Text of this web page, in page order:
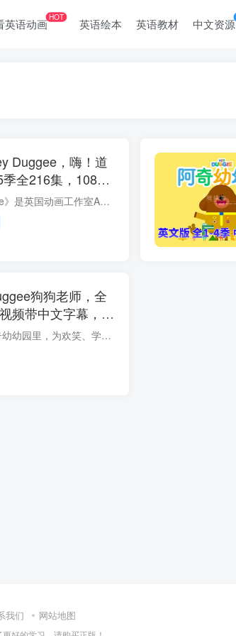
英语动画HOT 英语绘本 英语教材 中文资源
Duggee，嗨！道
全216集，1080P
百度网盘下载！《嗨!狗狗老师 Hey Duggee》是英国动画工作室AKA的学龄前儿童电视动画。情节丰富，语言简洁地道，涵盖了大量儿童学习和生活必备的英文用语。是很好的语言学习素材和行为养成素材。 动画讲述的是...
狗狗老师，全
频带中文字幕，百
在每个孩子都想加入的阿奇幼幼园里，为欢笑、学习和精彩的活动做好准备吧！让我们来认识一下道奇，这只可爱的大狗经营着一个面向学龄前儿童的阿奇幼幼园，这里能够启发孩子们享受乐趣、焕发活力...
我们 网站地图